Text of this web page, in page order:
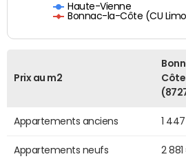
Haute-Vienne
Bonnac-la-Côte (CU
Prix au m2
Côte
Appartements anciens 1
Appartements neufs 2